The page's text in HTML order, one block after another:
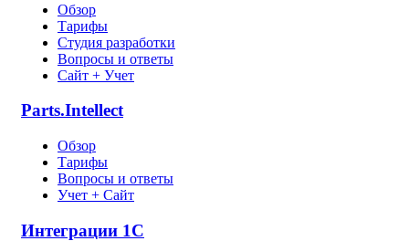
Обзор
Тарифы
Студия разработки
Вопросы и ответы
Сайт + Учет
Parts.Intellect
Обзор
Тарифы
Вопросы и ответы
Учет + Сайт
Интеграции 1С